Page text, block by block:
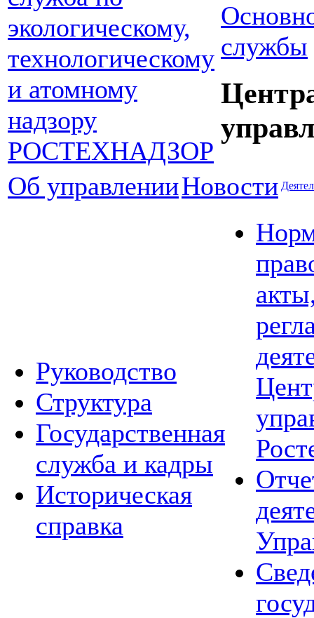
службы
Об управленииНовости
Руководство
Структура
Государственная
служба и кадры
Историческая
справка